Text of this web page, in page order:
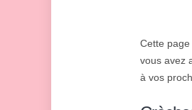
Cette page
vous avez
à vos